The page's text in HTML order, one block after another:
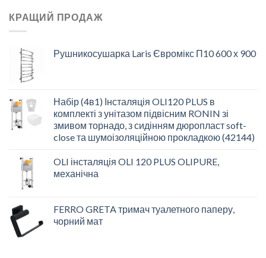
КРАЩИЙ ПРОДАЖ
Рушникосушарка Laris Євромікс П10 600 х 900
Набір (4в1) Інсталяція OLI120 PLUS в
комплекті з унітазом підвісним RONIN зі
змивом торнадо, з сидінням дюропласт soft-
close та шумоізоляційною прокладкою (42144)
OLI інсталяція OLI 120 PLUS OLIPURE,
механічна
FERRO GRETA тримач туалетного паперу,
чорний мат